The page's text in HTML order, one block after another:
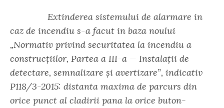
Extinderea sistemului de alarmare in
caz de incendiu s-a facut in baza noului
„Normativ privind securitatea la incendiu a
construcțiilor, Partea a III-a — Instalații de
detectare, semnalizare și avertizare”, indicativ
P118/3-2015: distanta maxima de parcurs din
orice punct al cladirii pana la orice buton-